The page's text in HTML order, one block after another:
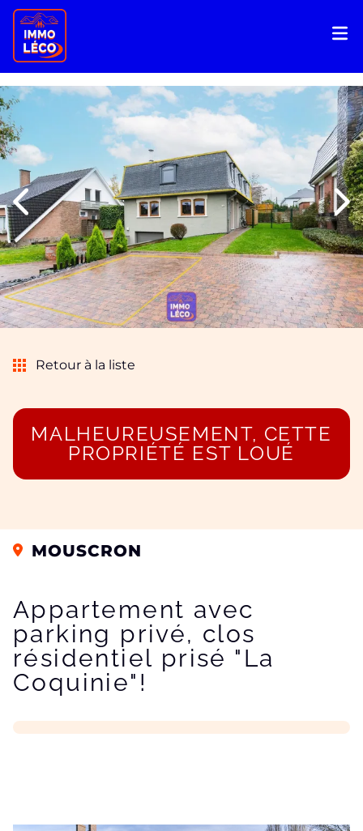
Retour à la liste
MALHEUREUSEMENT, CETTE
PROPRIÉTÉ EST LOUÉ
MOUSCRON
Appartement avec
parking privé, clos
résidentiel prisé "La
Coquinie"!